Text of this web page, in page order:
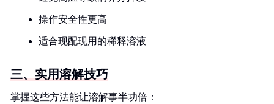
操作安全性更高
适合现配现用的稀释溶液
三、实用溶解技巧
掌握这些方法能让溶解事半功倍：